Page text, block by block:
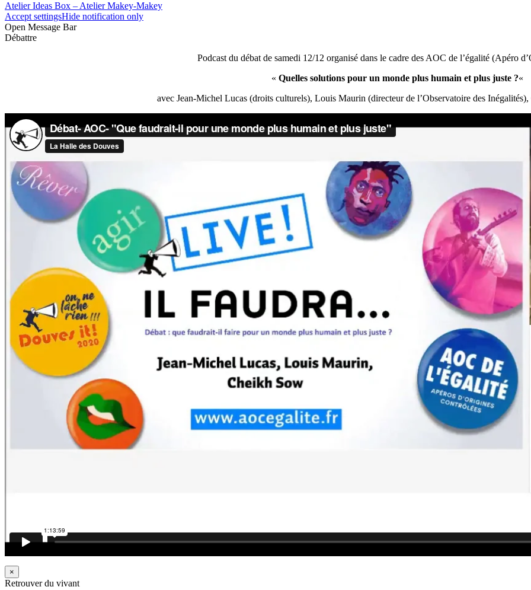
Atelier Ideas Box – Atelier Makey-Makey
Accept settingsHide notification only
Open Message Bar
Débattre
Podcast du débat de samedi 12/12 organisé dans le cadre des AOC de l’égalité (Apéro
« Quelles solutions pour un monde plus humain et plus juste ?«
avec Jean-Michel Lucas (droits culturels), Louis Maurin (directeur de l’Observatoire des
×
Retrouver du vivant